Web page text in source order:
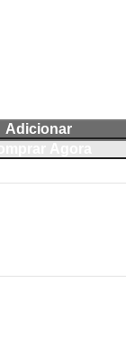
Adicionar